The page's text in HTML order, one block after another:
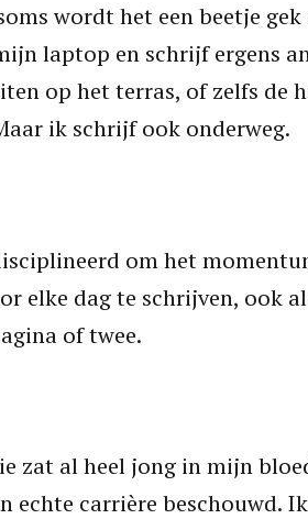
wordt het een beetje
laptop en schrijf ergens
op het terras, of zelfs de
ik schrijf ook onderweg.
om het
elke dag te schrijven, ook
of twee.
zat al heel jong in mijn
echte carrière beschouwd.